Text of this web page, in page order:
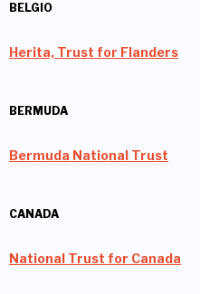
BELGIO
Herita, Trust for Flanders
BERMUDA
Bermuda National Trust
CANADA
National Trust for Canada